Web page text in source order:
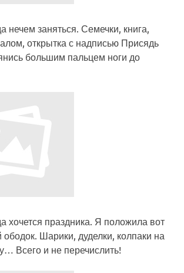
нечем заняться . Семечки, книга,
открытка с надписью Присядь
большим пальцем ноги до
хочется праздника . Я положила вот
ободок. Шарики, дуделки, колпаки на
Всего и не перечислить!